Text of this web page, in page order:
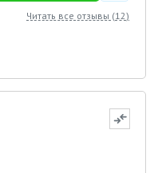
Читать все отзывы (12)